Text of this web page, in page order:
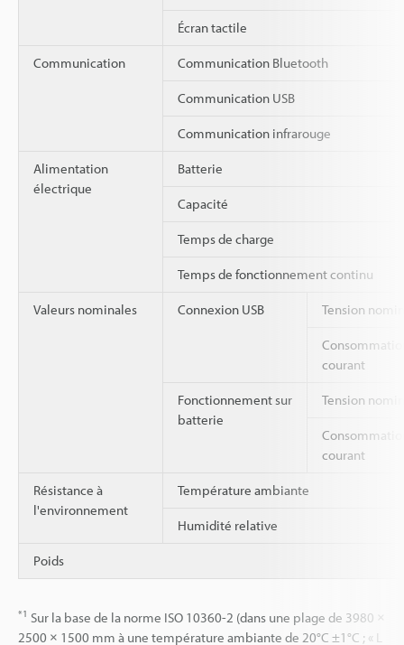
Écran tactile
Communication Communication Bluetooth
Communication USB
Communication infrarouge
Alimentation
électrique
Batterie
Capacité
Temps de charge
Temps de fonctionnement continu
Valeurs nominales Connexion USB Tension
courant
Fonctionnement sur
batterie
Tension
courant
Résistance à
l'environnement
Température ambiante
Humidité relative
Poids
*1 Sur la base de la norme ISO 10360-2 (dans une plage de 3980 ×
2500 × 1500 mm à une température ambiante de 20°C ±1°C ; « L